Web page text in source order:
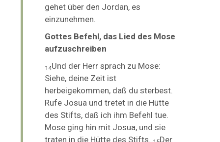
gehet über den Jordan, es
einzunehmen.
Gottes Befehl, das Lied des Mose
aufzuschreiben
14Und der Herr sprach zu Mose:
Siehe, deine Zeit ist
herbeigekommen, daß du sterbest.
Rufe Josua und tretet in die Hütte
des Stifts, daß ich ihm Befehl tue.
Mose ging hin mit Josua, und sie
traten in die Hütte des Stifts.
Der